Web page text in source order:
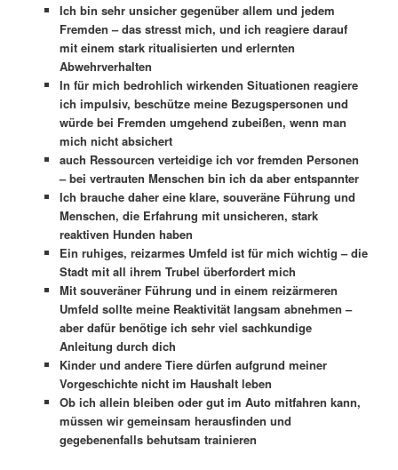
Ich bin sehr unsicher gegenüber allem und jedem
Fremden – das stresst mich, und ich reagiere darauf
mit einem stark ritualisierten und erlernten
Abwehrverhalten
In für mich bedrohlich wirkenden Situationen reagiere
ich impulsiv, beschütze meine Bezugspersonen und
würde bei Fremden umgehend zubeißen, wenn man
mich nicht absichert
auch Ressourcen verteidige ich vor fremden Personen
– bei vertrauten Menschen bin ich da aber entspannter
Ich brauche daher eine klare, souveräne Führung und
Menschen, die Erfahrung mit unsicheren, stark
reaktiven Hunden haben
Ein ruhiges, reizarmes Umfeld ist für mich wichtig – die
Stadt mit all ihrem Trubel überfordert mich
Mit souveräner Führung und in einem reizärmeren
Umfeld sollte meine Reaktivität langsam abnehmen –
aber dafür benötige ich sehr viel sachkundige
Anleitung durch dich
Kinder und andere Tiere dürfen aufgrund meiner
Vorgeschichte nicht im Haushalt leben
Ob ich allein bleiben oder gut im Auto mitfahren kann,
müssen wir gemeinsam herausfinden und
gegebenenfalls behutsam trainieren